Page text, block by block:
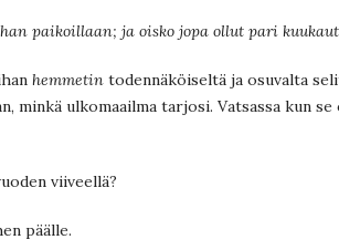
paikoillaan; ja oisko jopa ollut pari
hemmetin todennäköiseltä ja osuvalta
minkä ulkomaailma tarjosi. Vatsassa kun
viiveellä?
päälle.